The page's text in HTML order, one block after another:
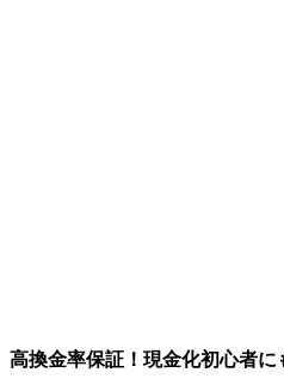
高換金率保証！現金化初心者に